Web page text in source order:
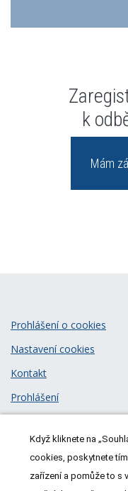
k
Mám
© 2026MeDitorial|
Prohlášení o cookies
Nastavení cookies
Kontakt
Prohlášení
Když kliknete na
cookies, poskytnete
zařízení a pomůže to s